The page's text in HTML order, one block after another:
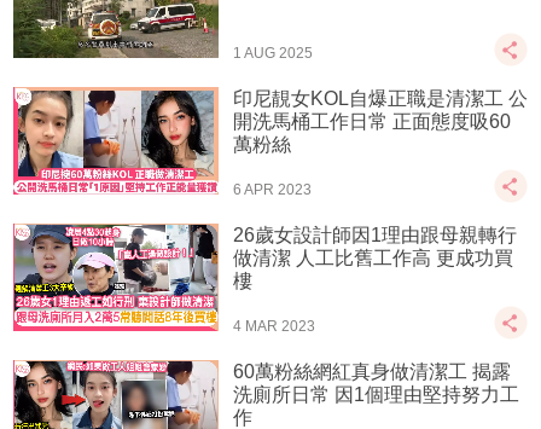
1 AUG 2025
印尼靚女KOL自爆正職是清潔工 公
開洗馬桶工作日常 正面態度吸60
萬粉絲
6 APR 2023
26歲女設計師因1理由跟母親轉行
做清潔 人工比舊工作高 更成功買
樓
4 MAR 2023
60萬粉絲網紅真身做清潔工 揭露
洗廁所日常 因1個理由堅持努力工
作